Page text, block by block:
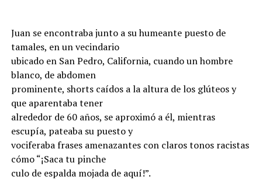
Juan se encontraba junto a su humeante puesto de
tamales, en un vecindario
ubicado en San Pedro, California, cuando un hombre
blanco, de abdomen
prominente, shorts caídos a la altura de los glúteos y
que aparentaba tener
alrededor de 60 años, se aproximó a él, mientras
escupía, pateaba su puesto y
vociferaba frases amenazantes con claros tonos racistas
cómo “¡Saca tu pinche
culo de espalda mojada de aquí!”.